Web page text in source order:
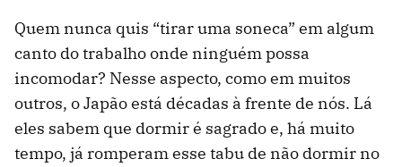
Quem nunca quis “tirar uma soneca” em algum
canto do trabalho onde ninguém possa
incomodar? Nesse aspecto, como em muitos
outros, o Japão está décadas à frente de nós. Lá
eles sabem que dormir é sagrado e, há muito
tempo, já romperam esse tabu de não dormir no